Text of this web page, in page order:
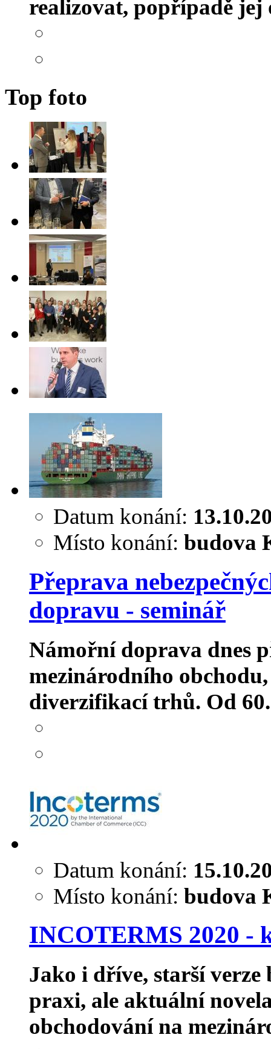
realizovat, popřípadě
Top foto
Datum konání:
Místo konání: budova
Přeprava
dopravu - seminář
Námořní doprava dnes
mezinárodního
diverzifikací trhů. Od
Datum konání:
Místo konání: budova
INCOTERMS 2020 -
Jako i dříve, starší
praxi, ale aktuální
obchodování na